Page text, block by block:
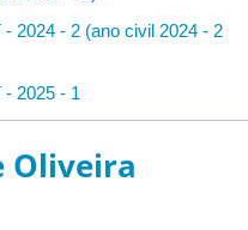
2024 - 2 (ano civil 2024 - 2
- 2025 - 1
Oliveira